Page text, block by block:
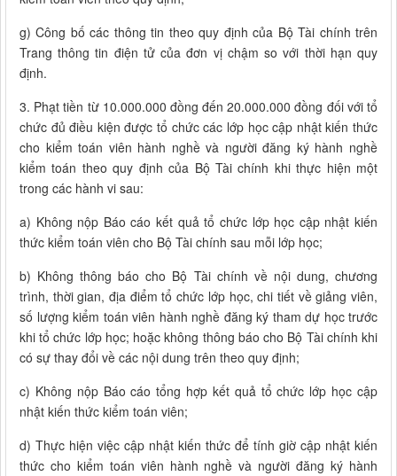
g) Công bố các thông tin theo quy định của Bộ Tài chính trên
Trang thông tin điện tử của đơn vị chậm so với thời hạn quy
định.
3. Phạt tiền từ 10.000.000 đồng đến 20.000.000 đồng đối với tổ
chức đủ điều kiện được tổ chức các lớp học cập nhật kiến thức
cho kiểm toán viên hành nghề và người đăng ký hành nghề
kiểm toán theo quy định của Bộ Tài chính khi thực hiện một
trong các hành vi sau:
a) Không nộp Báo cáo kết quả tổ chức lớp học cập nhật kiến
thức kiểm toán viên cho Bộ Tài chính sau mỗi lớp học;
b) Không thông báo cho Bộ Tài chính về nội dung, chương
trình, thời gian, địa điểm tổ chức lớp học, chi tiết về giảng viên,
số lượng kiểm toán viên hành nghề đăng ký tham dự học trước
khi tổ chức lớp học; hoặc không thông báo cho Bộ Tài chính khi
có sự thay đổi về các nội dung trên theo quy định;
c) Không nộp Báo cáo tổng hợp kết quả tổ chức lớp học cập
nhật kiến thức kiểm toán viên;
d) Thực hiện việc cập nhật kiến thức để tính giờ cập nhật kiến
thức cho kiểm toán viên hành nghề và người đăng ký hành